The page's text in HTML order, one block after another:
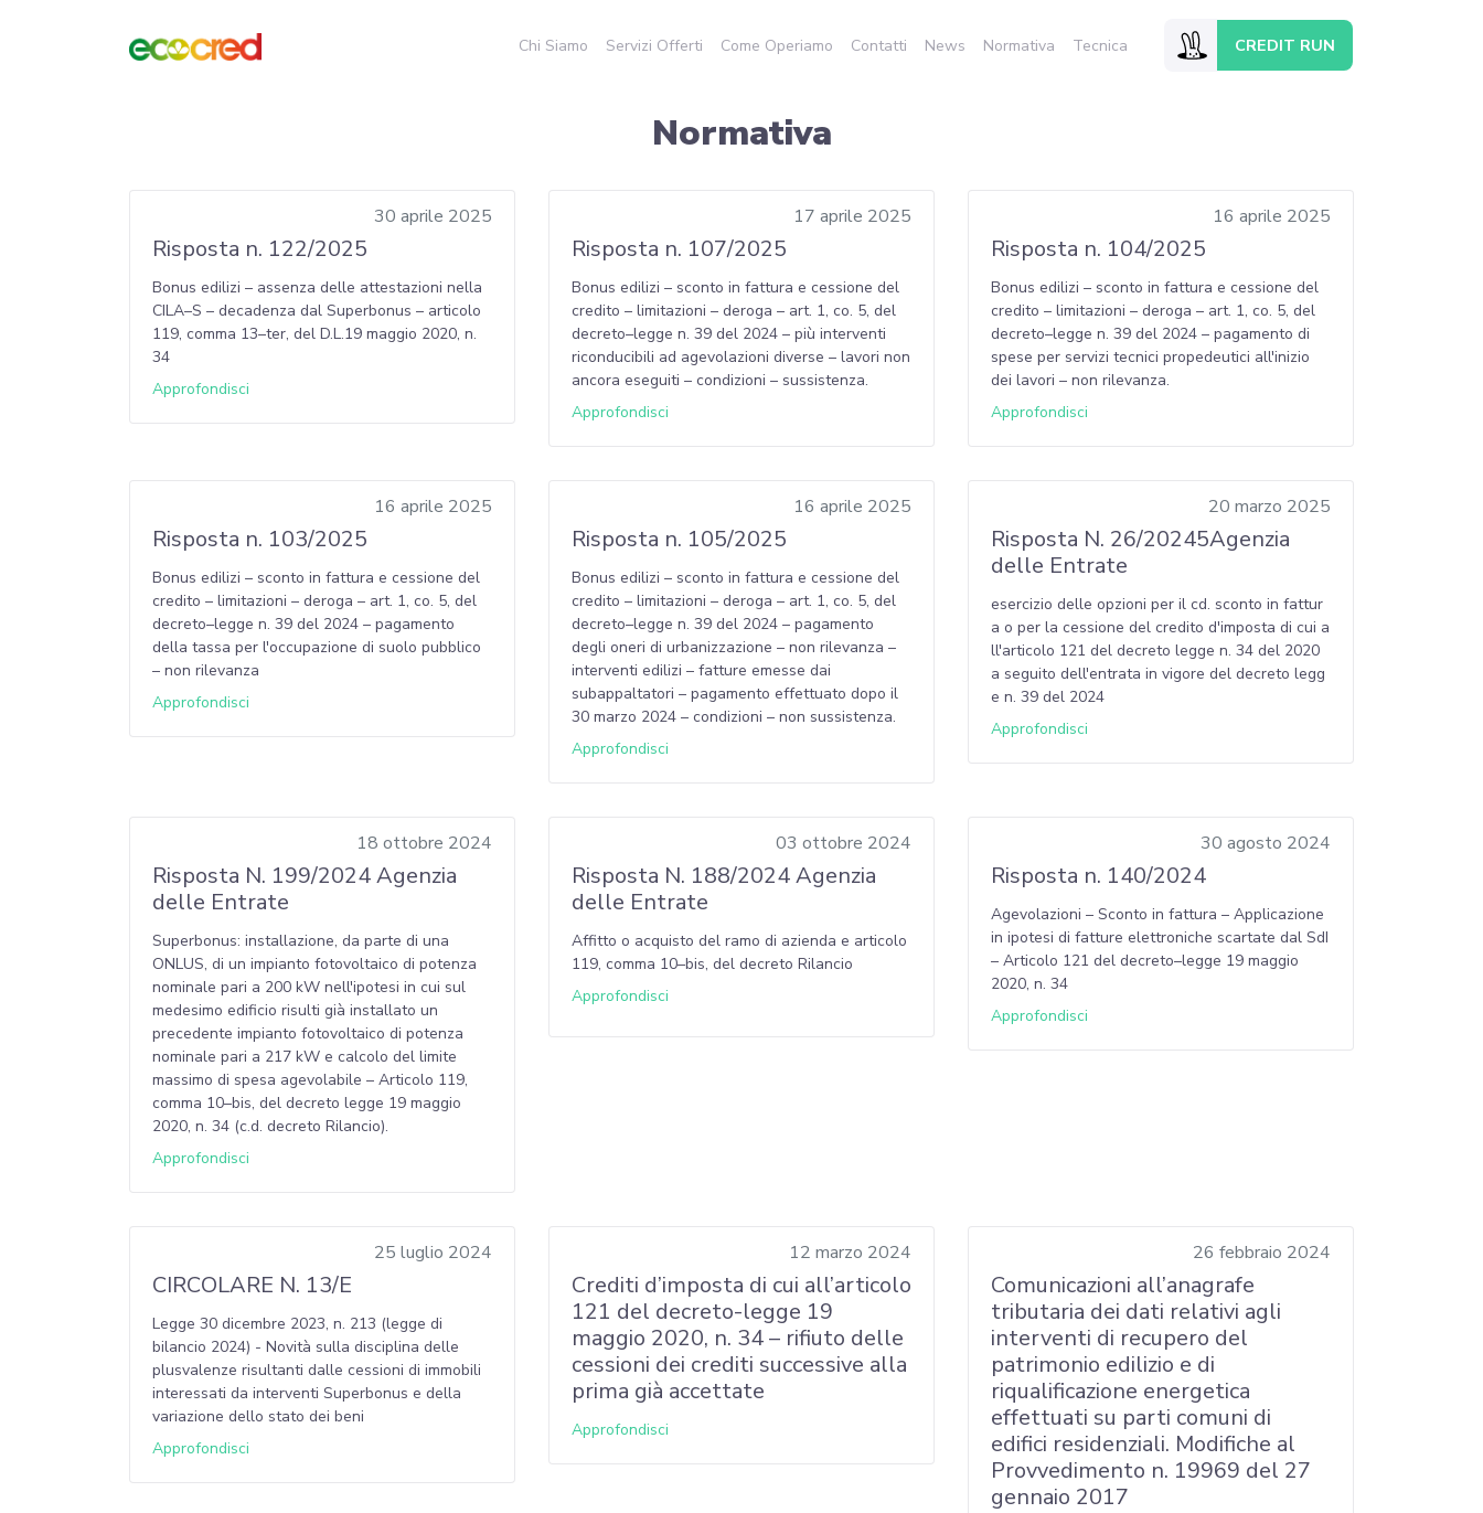
Chi Siamo Servizi Offerti Come Operiamo Contatti News Normativa Tecnica CREDIT RUN
Normativa
30 aprile 2025
Risposta n. 122/2025
Bonus edilizi – assenza delle attestazioni nella
CILA–S – decadenza dal Superbonus – articolo
119, comma 13–ter, del D.L.19 maggio 2020, n.
34
Approfondisci
17 aprile 2025
Risposta n. 107/2025
Bonus edilizi – sconto in fattura e cessione del
credito – limitazioni – deroga – art. 1, co. 5, del
decreto–legge n. 39 del 2024 – più interventi
riconducibili ad agevolazioni diverse – lavori non
ancora eseguiti – condizioni – sussistenza.
Approfondisci
16 aprile 2025
Risposta n. 104/2025
Bonus edilizi – sconto in fattura e cessione del
credito – limitazioni – deroga – art. 1, co. 5, del
decreto–legge n. 39 del 2024 – pagamento di
spese per servizi tecnici propedeutici all'inizio
dei lavori – non rilevanza.
Approfondisci
16 aprile 2025
Risposta n. 103/2025
Bonus edilizi – sconto in fattura e cessione del
credito – limitazioni – deroga – art. 1, co. 5, del
decreto–legge n. 39 del 2024 – pagamento
della tassa per l'occupazione di suolo pubblico
– non rilevanza
Approfondisci
16 aprile 2025
Risposta n. 105/2025
Bonus edilizi – sconto in fattura e cessione del
credito – limitazioni – deroga – art. 1, co. 5, del
decreto–legge n. 39 del 2024 – pagamento
degli oneri di urbanizzazione – non rilevanza –
interventi edilizi – fatture emesse dai
subappaltatori – pagamento effettuato dopo il
30 marzo 2024 – condizioni – non sussistenza.
Approfondisci
20 marzo 2025
Risposta N. 26/20245Agenzia
delle Entrate
esercizio delle opzioni per il cd. sconto in fattur
a o per la cessione del credito d'imposta di cui a
ll'articolo 121 del decreto legge n. 34 del 2020
a seguito dell'entrata in vigore del decreto legg
e n. 39 del 2024
Approfondisci
18 ottobre 2024
Risposta N. 199/2024 Agenzia
delle Entrate
Superbonus: installazione, da parte di una
ONLUS, di un impianto fotovoltaico di potenza
nominale pari a 200 kW nell'ipotesi in cui sul
medesimo edificio risulti già installato un
precedente impianto fotovoltaico di potenza
nominale pari a 217 kW e calcolo del limite
massimo di spesa agevolabile – Articolo 119,
comma 10–bis, del decreto legge 19 maggio
2020, n. 34 (c.d. decreto Rilancio).
Approfondisci
03 ottobre 2024
Risposta N. 188/2024 Agenzia
delle Entrate
Affitto o acquisto del ramo di azienda e articolo
119, comma 10–bis, del decreto Rilancio
Approfondisci
30 agosto 2024
Risposta n. 140/2024
Agevolazioni – Sconto in fattura – Applicazione
in ipotesi di fatture elettroniche scartate dal SdI
– Articolo 121 del decreto–legge 19 maggio
2020, n. 34
Approfondisci
25 luglio 2024
CIRCOLARE N. 13/E
Legge 30 dicembre 2023, n. 213 (legge di
bilancio 2024) - Novità sulla disciplina delle
plusvalenze risultanti dalle cessioni di immobili
interessati da interventi Superbonus e della
variazione dello stato dei beni
Approfondisci
12 marzo 2024
Crediti d’imposta di cui all’articolo
121 del decreto-legge 19
maggio 2020, n. 34 – rifiuto delle
cessioni dei crediti successive alla
prima già accettate
Approfondisci
26 febbraio 2024
Comunicazioni all’anagrafe
tributaria dei dati relativi agli
interventi di recupero del
patrimonio edilizio e di
riqualificazione energetica
effettuati su parti comuni di
edifici residenziali. Modifiche al
Provvedimento n. 19969 del 27
gennaio 2017